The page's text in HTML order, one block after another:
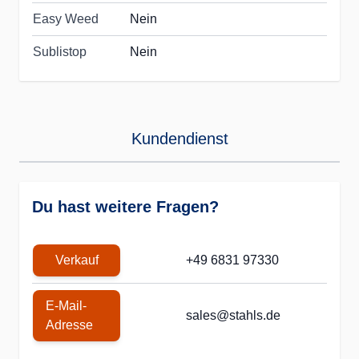
Easy Weed Nein
Sublistop Nein
Kundendienst
Du hast weitere Fragen?
Verkauf +49 6831 97330
E-Mail-
Adresse
sales@stahls.de